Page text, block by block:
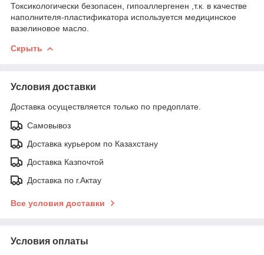
Токсикологически безопасен, гипоаллергенен ,т.к. в качестве
наполнителя-пластификатора используется медицинское
вазелиновое масло.
Скрыть
Условия доставки
Доставка осуществляется только по предоплате.
Самовывоз
Доставка курьером по Казахстану
Доставка Казпочтой
Доставка по г.Актау
Все условия доставки
Условия оплаты